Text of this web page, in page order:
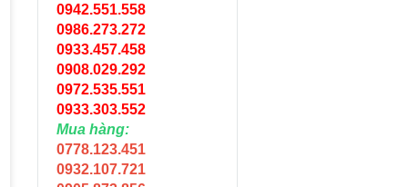
0942.551.558
0986.273.272
0933.457.458
0908.029.292
0972.535.551
0933.303.552
Mua hàng:
0778.123.451
0932.107.721